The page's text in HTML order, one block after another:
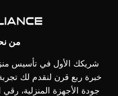
من
شريكك الأول في تأسيس
خبرة ربع قرن لنقدم لك
جودة الأجهزة المنزلية، رقي